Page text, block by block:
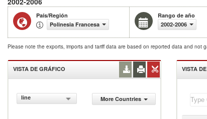
País/Región
Polinesia Francesa
Rango de año
2002-2006
Please note the exports, imports and tariff data are based on reported data and not
VISTA DE GRÁFICO
line More Countries
VISTA